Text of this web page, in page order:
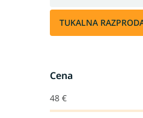
TUKALNA
Cena
48 €